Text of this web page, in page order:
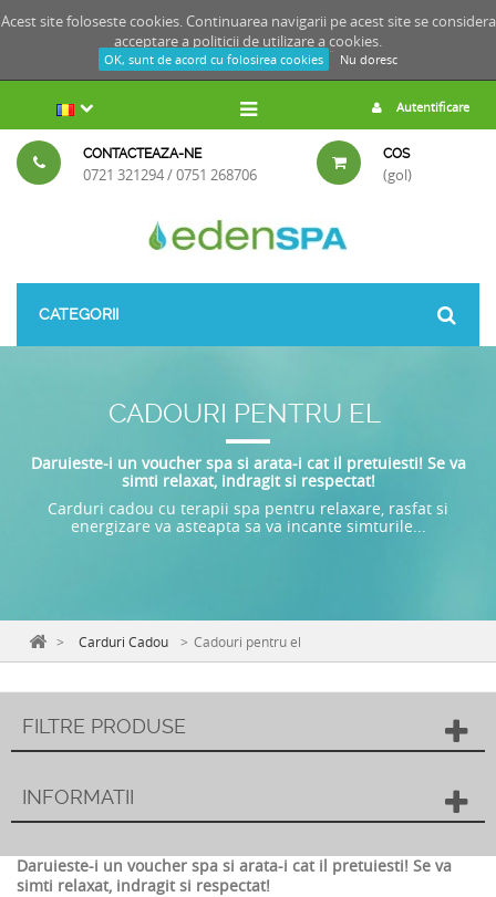
Acest site foloseste cookies. Continuarea navigarii pe acest site se considera
acceptare a politicii de utilizare a cookies.
OK, sunt de acord cu folosirea cookies Nu doresc
Autentificare
CONTACTEAZA-NE
0721 321294 / 0751 268706
COS
(gol)
CATEGORII
CADOURI PENTRU EL
Daruieste-i un voucher spa si arata-i cat il pretuiesti! Se va
simti relaxat, indragit si respectat!
Carduri cadou cu terapii spa pentru relaxare, rasfat si
energizare va asteapta sa va incante simturile...
> Carduri Cadou > Cadouri pentru el
FILTRE PRODUSE
INFORMATII
Daruieste-i un voucher spa si arata-i cat il pretuiesti! Se va
simti relaxat, indragit si respectat!